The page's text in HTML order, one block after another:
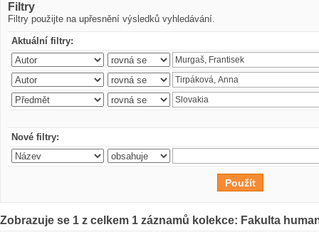
Filtry
Filtry použijte na upřesnění výsledků vyhledávání.
Aktuální filtry:
Nové filtry:
Zobrazuje se 1 z celkem 1 záznamů kolekce: Fakulta